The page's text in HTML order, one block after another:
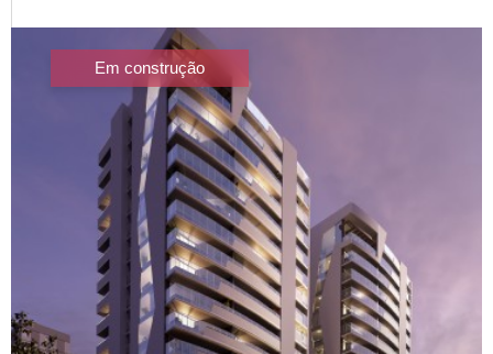
Em construção